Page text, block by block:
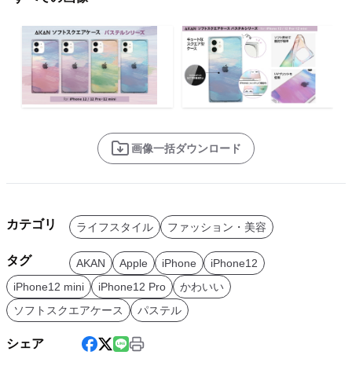
画像一括ダウンロード
カテゴリ ライフスタイル ファッション・美容
タグ AKAN Apple iPhone
iPhone12
iPhone12 mini
iPhone12 Pro
かわいい
ソフトスクエアケース
パステル
シェア